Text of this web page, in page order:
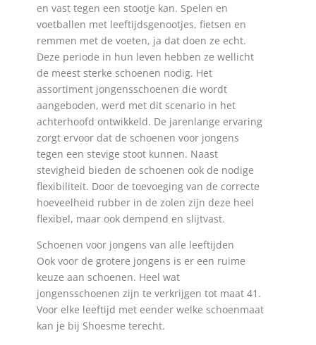
en vast tegen een stootje kan. Spelen en
voetballen met leeftijdsgenootjes, fietsen en
remmen met de voeten, ja dat doen ze echt.
Deze periode in hun leven hebben ze wellicht
de meest sterke schoenen nodig. Het
assortiment jongensschoenen die wordt
aangeboden, werd met dit scenario in het
achterhoofd ontwikkeld. De jarenlange ervaring
zorgt ervoor dat de schoenen voor jongens
tegen een stevige stoot kunnen. Naast
stevigheid bieden de schoenen ook de nodige
flexibiliteit. Door de toevoeging van de correcte
hoeveelheid rubber in de zolen zijn deze heel
flexibel, maar ook dempend en slijtvast.
Schoenen voor jongens van alle leeftijden
Ook voor de grotere jongens is er een ruime
keuze aan schoenen. Heel wat
jongensschoenen zijn te verkrijgen tot maat 41.
Voor elke leeftijd met eender welke schoenmaat
kan je bij Shoesme terecht.